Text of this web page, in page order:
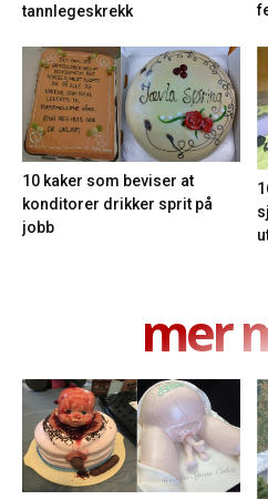
tannlegeskrekk
10 kaker som beviser at
konditorer drikker sprit på
jobb
mer